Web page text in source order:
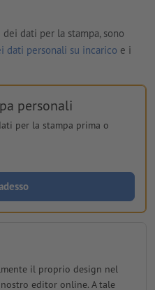
dati per la stampa, sono
dati personali su incarico e i
personali
per la stampa prima o
il proprio design nel
editor online. A tale